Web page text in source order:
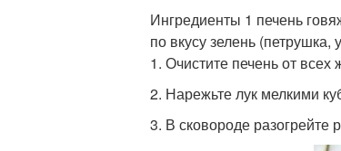
Ингредиенты 1 печень
по вкусу зелень
1. Очистите печень от
2. Нарежьте лук мелкими
3. В сковороде разогрейте